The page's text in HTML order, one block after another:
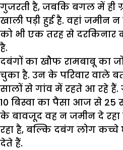
गुजरती है, जबकि बगल में ही
खाली पड़ी हुई है. वहां
को भी एक तरह से दरकिनार
है.
दबंगों का खौफ रामबाबू का
चुका है. उन के परिवार वाले
सालों से गांव में रहते आ रहे
10 बिस्वा का पैसा आज से 25
के बावजूद वह न जमीन दे रहा
रहा है, बल्कि दबंग लोग
देते हैं.